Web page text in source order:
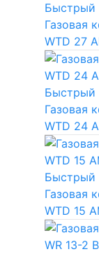
Быстрый
Газовая
WTD 27
Быстрый
Газовая
WTD 24
Быстрый
Газовая
WTD 15